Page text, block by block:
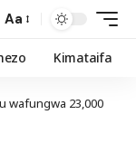
Aa
Kimataifa
wafungwa 23,000